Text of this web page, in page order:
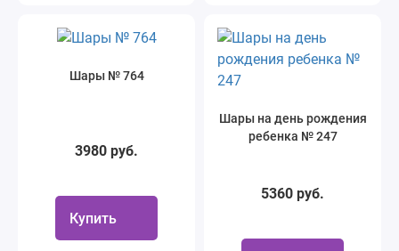
Шары № 764
3980 руб.
Купить
Шары на день рождения
ребенка № 247
5360 руб.